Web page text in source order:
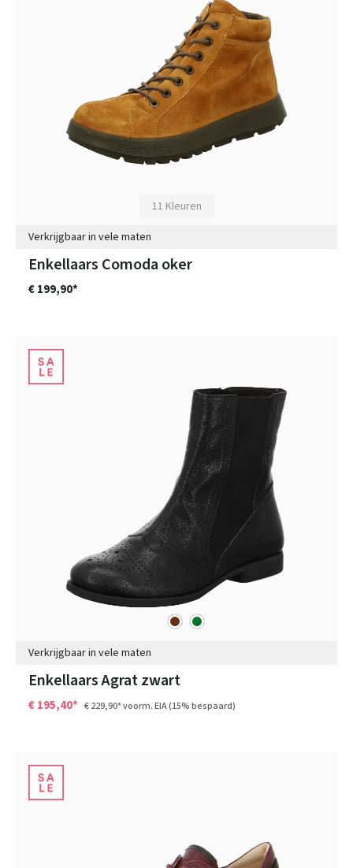
11 Kleuren
Verkrijgbaar in vele maten
Enkellaars Comoda oker
€ 199,90*
bruingroen
Verkrijgbaar in vele maten
Enkellaars Agrat zwart
€ 195,40* € 229,90*voorm. EIA(15% bespaard)